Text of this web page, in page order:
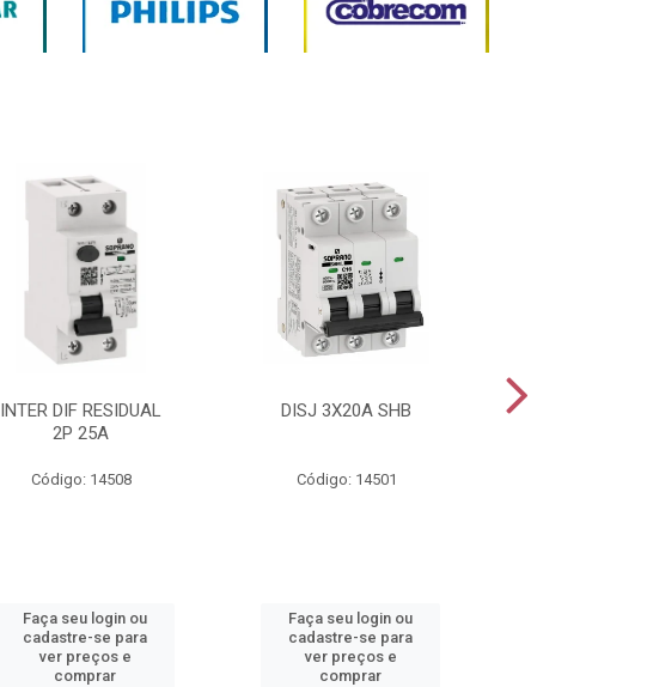
INTER DIF RESIDUAL
2P 25A
Código: 14508
Faça seu login ou
cadastre-se para
ver preços e
comprar
DISJ 3X20A SHB
Código: 14501
Faça seu login ou
cadastre-se para
ver preços e
comprar